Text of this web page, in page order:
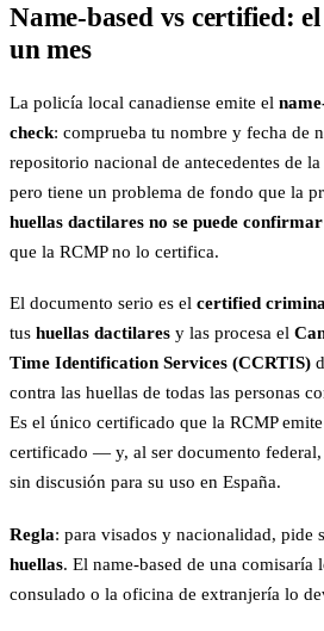
Name-based vs certified:
un mes
La policía local canadiense emite el
check: comprueba tu nombre y fecha de
repositorio nacional de antecedentes de
pero tiene un problema de fondo que la
huellas dactilares no se puede
que la RCMP no lo certifica.
El documento serio es el certified
tus huellas dactilares y las procesa el
Time Identification Services (CCRTIS)
contra las huellas de todas las personas
Es el único certificado que la RCMP
certificado — y, al ser documento federal,
sin discusión para su uso en España.
Regla: para visados y nacionalidad, pide
huellas. El name-based de una comisaría
consulado o la oficina de extranjería lo